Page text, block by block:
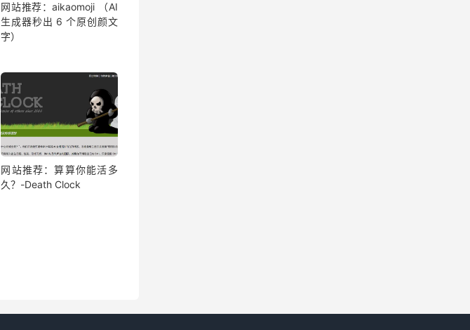
网站推荐：aikaomoji （AI
生成器秒出 6 个原创颜文
字）
网站推荐：算算你能活多
久？-Death Clock